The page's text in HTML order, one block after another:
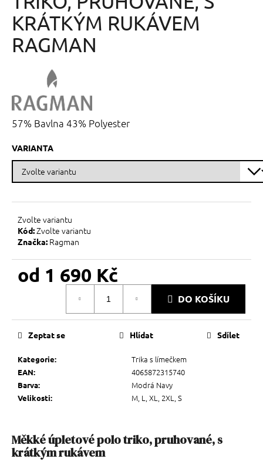
5
hvězdiček.
KRÁTKÝM RUKÁVEM
RAGMAN
57% Bavlna 43% Polyester
VARIANTA
Zvolte variantu
Kód:Zvolte variantu
Značka: Ragman
od 1 690 Kč
DO KOŠÍKU
Kategorie: Trika s límečkem
EAN: 4065872315740
Barva: Modrá Navy
Velikosti: M, L, XL, 2XL, S
Zeptat se Hlídat Sdílet
Měkké úpletové polo triko, pruhované, s
krátkým rukávem
u
j
e
m